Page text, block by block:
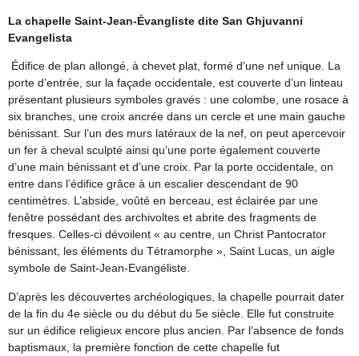
La chapelle Saint-Jean-Évangliste dite San Ghjuvanni
Evangelista
Édifice de plan allongé, à chevet plat, formé d’une nef unique. La
porte d’entrée, sur la façade occidentale, est couverte d’un linteau
présentant plusieurs symboles gravés : une colombe, une rosace à
six branches, une croix ancrée dans un cercle et une main gauche
bénissant. Sur l’un des murs latéraux de la nef, on peut apercevoir
un fer à cheval sculpté ainsi qu’une porte également couverte
d’une main bénissant et d’une croix. Par la porte occidentale, on
entre dans l’édifice grâce à un escalier descendant de 90
centimètres. L’abside, voûté en berceau, est éclairée par une
fenêtre possédant des archivoltes et abrite des fragments de
fresques. Celles-ci dévoilent « au centre, un Christ Pantocrator
bénissant, les éléments du Tétramorphe », Saint Lucas, un aigle
symbole de Saint-Jean-Evangéliste.
D’après les découvertes archéologiques, la chapelle pourrait dater
de la fin du 4e siècle ou du début du 5e siècle. Elle fut construite
sur un édifice religieux encore plus ancien. Par l’absence de fonds
baptismaux, la première fonction de cette chapelle fut